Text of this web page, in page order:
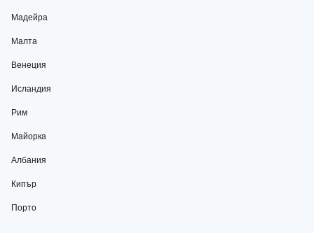
Мадейра
Малта
Венеция
Исландия
Рим
Майорка
Албания
Кипър
Порто